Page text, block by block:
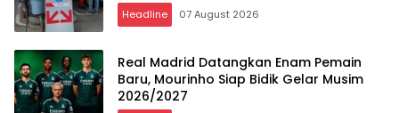
Headline 07 August 2026
Real Madrid Datangkan Enam Pemain
Baru, Mourinho Siap Bidik Gelar Musim
2026/2027